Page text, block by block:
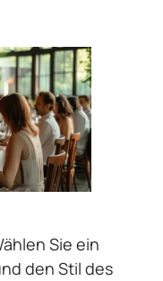
Sie ein
den Stil des